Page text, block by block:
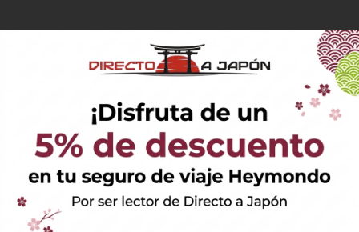
Kua AinadeOdaiba
puede estar muy
concurrido durante las horas pico, especialmente los
fines de semana. Además, ten en cuenta que el
restaurante cierra temprano por la noche (como toda
la isla!), por lo que es mejor planificar una cena
temprana. Intenta buscar sitio para sentarte en la
parte norte del restaurante, con vistas al puente
Rainbow Bridge, laEstatua de la Libertady a la bahía
de Tokio.